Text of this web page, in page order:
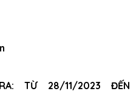
TỪ 28/11/2023 ĐẾN